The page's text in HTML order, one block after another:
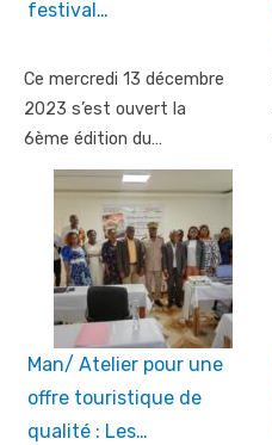
festival…
Ce mercredi 13 décembre
2023 s’est ouvert la
6ème édition du…
Man/ Atelier pour une
offre touristique de
qualité : Les…